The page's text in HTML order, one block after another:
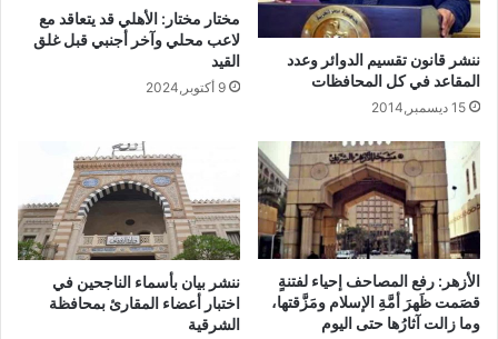
ننشر قانون تقسيم الدوائر وعدد
المقاعد في كل المحافظات
15 ديسمبر,2014
مختار مختار: الأهلي قد يتعاقد مع
لاعب محلي وآخر أجنبي قبل غلق
القيد
9 أكتوبر,2024
الأزهر: رفع المصاحف إحياء لفتنةٍ
قصَمت ظَهرَ أمَّةِ الإسلام ومَزَّقتها،
وما زالت آثارُها حتى اليوم
ننشر بيان بأسماء الناجحين في
اختبار أعضاء المقارئ بمحافظة
الشرقية